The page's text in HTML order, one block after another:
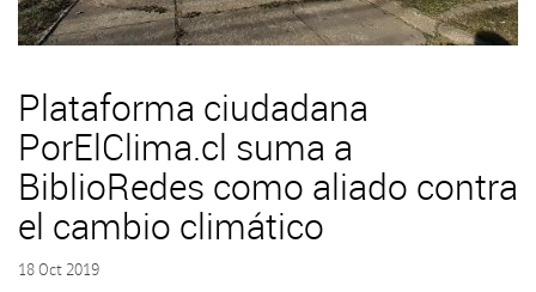
Plataforma ciudadana
PorElClima.cl suma a
BiblioRedes como aliado contra
el cambio climático
18 Oct 2019